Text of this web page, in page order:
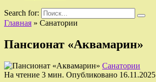
Search for:
Главная » Санатории
Пансионат «Аквамарин»
Санатории
На чтение 3 мин. Опубликовано 16.11.2025